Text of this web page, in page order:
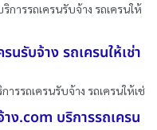
การรถเครนรับจ้าง รถเครนให้
นรับจ้าง รถเครนให้เช่า
รรถเครนรับจ้าง รถเครนให้เช่
ง.com บริการรถเครน